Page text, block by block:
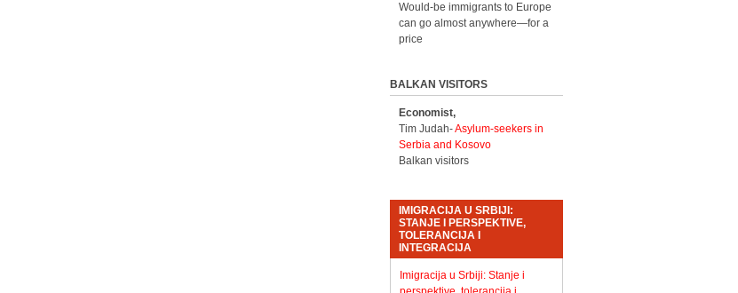
Would-be immigrants to Europe
can go almost anywhere—for a
price
BALKAN VISITORS
Economist,
Tim Judah-Asylum-seekers in
Serbia and Kosovo
Balkan visitors
IMIGRACIJA U SRBIJI:
STANJE I PERSPEKTIVE,
TOLERANCIJA I
INTEGRACIJA
Imigracija u Srbiji: Stanje i